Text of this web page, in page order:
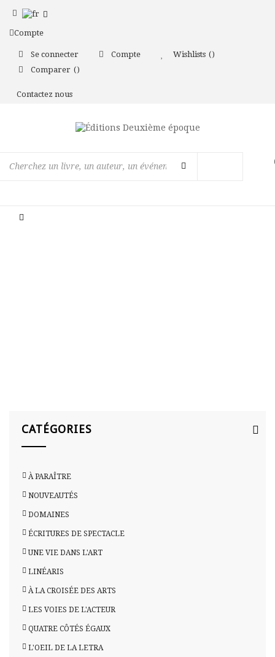
Compte
Se connecter Compte
Wishlists
Comparer
Contactez nous
Basculer
CATÉGORIES
À PARAÎTRE
NOUVEAUTÉS
DOMAINES
ÉCRITURES DE SPECTACLE
UNE VIE DANS L'ART
LINÉARIS
À LA CROISÉE DES ARTS
LES VOIES DE L'ACTEUR
QUATRE CÔTÉS ÉGAUX
L'OEIL DE LA LETRA